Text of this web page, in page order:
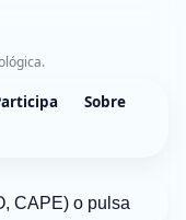
Sobre